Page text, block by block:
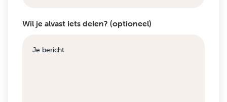
Wil je alvast iets delen? (optioneel)